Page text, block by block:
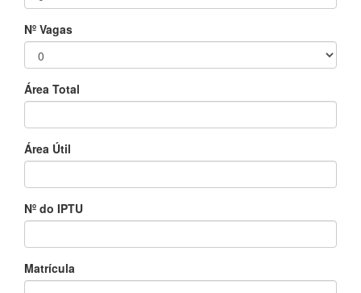
Nº Vagas
Área Total
Área Útil
Nº do IPTU
Matrícula